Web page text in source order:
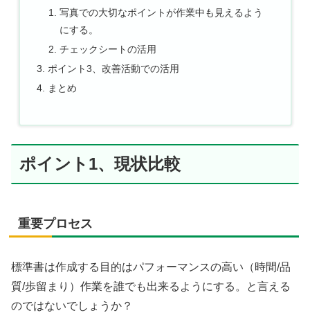
写真での大切なポイントが作業中も見えるよう
にする。
チェックシートの活用
ポイント3、改善活動での活用
まとめ
ポイント1、現状比較
重要プロセス
標準書は作成する目的はパフォーマンスの高い（時間/品
質/歩留まり）作業を誰でも出来るようにする。と言える
のではないでしょうか？